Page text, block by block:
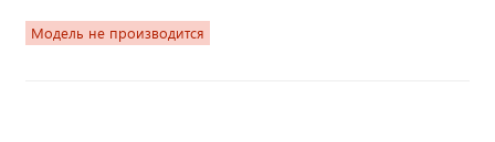
Модель не производится